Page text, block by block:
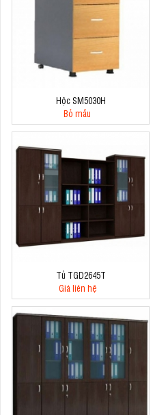
Hộc SM5030H
Bỏ mẫu
Tủ TGD2645T
Giá liên hệ